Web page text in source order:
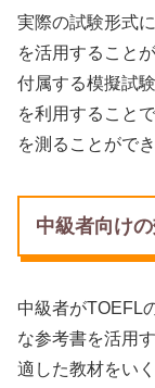
実際の試験形式
を活用すること
付属する模擬試
を利用すること
を測ることができ
中級者向け
中級者がTOEFL
な参考書を活用
適した教材をい